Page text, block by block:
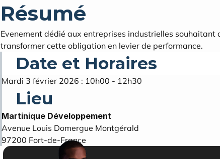
Résumé
Evenement dédié aux entreprises industrielles
transformer cette obligation en levier de performance.
Date et Horaires
Mardi 3 février 2026 : 10h00 - 12h30
Lieu
Martinique Développement
Avenue Louis Domergue Montgérald
97200 Fort-de-France